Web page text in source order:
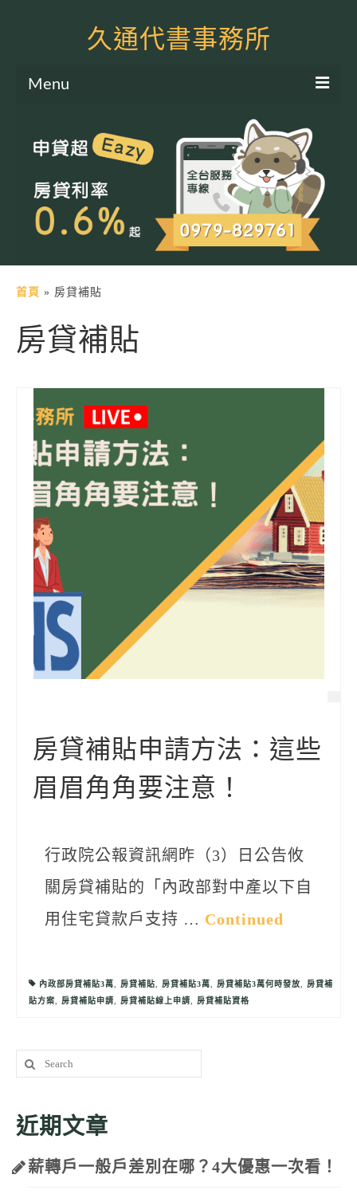
久通代書事務所
Menu
土地二胎申貸
房屋二胎申貸
軍公教貸款
土地貸款
房屋貸款
信用貸款
代書貸款
精選知識
銀行貸款
其他貸款
久通專欄
生活理財
房產Q&A
首頁 » 房貸補貼
房貸補貼
房貸補貼申請方法：這些
眉眉角角要注意！
行政院公報資訊網昨（3）日公告攸
關房貸補貼的「內政部對中產以下自
用住宅貸款戶支持 … Continued
內政部房貸補貼3萬, 房貸補貼, 房貸補貼3萬, 房貸補貼3萬何時發放, 房貸補
貼方案, 房貸補貼申請, 房貸補貼線上申請, 房貸補貼資格
Search
for:
近期文章
薪轉戶一般戶差別在哪？4大優惠一次看！